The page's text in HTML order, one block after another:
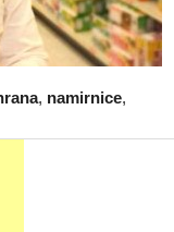
, namirnice,